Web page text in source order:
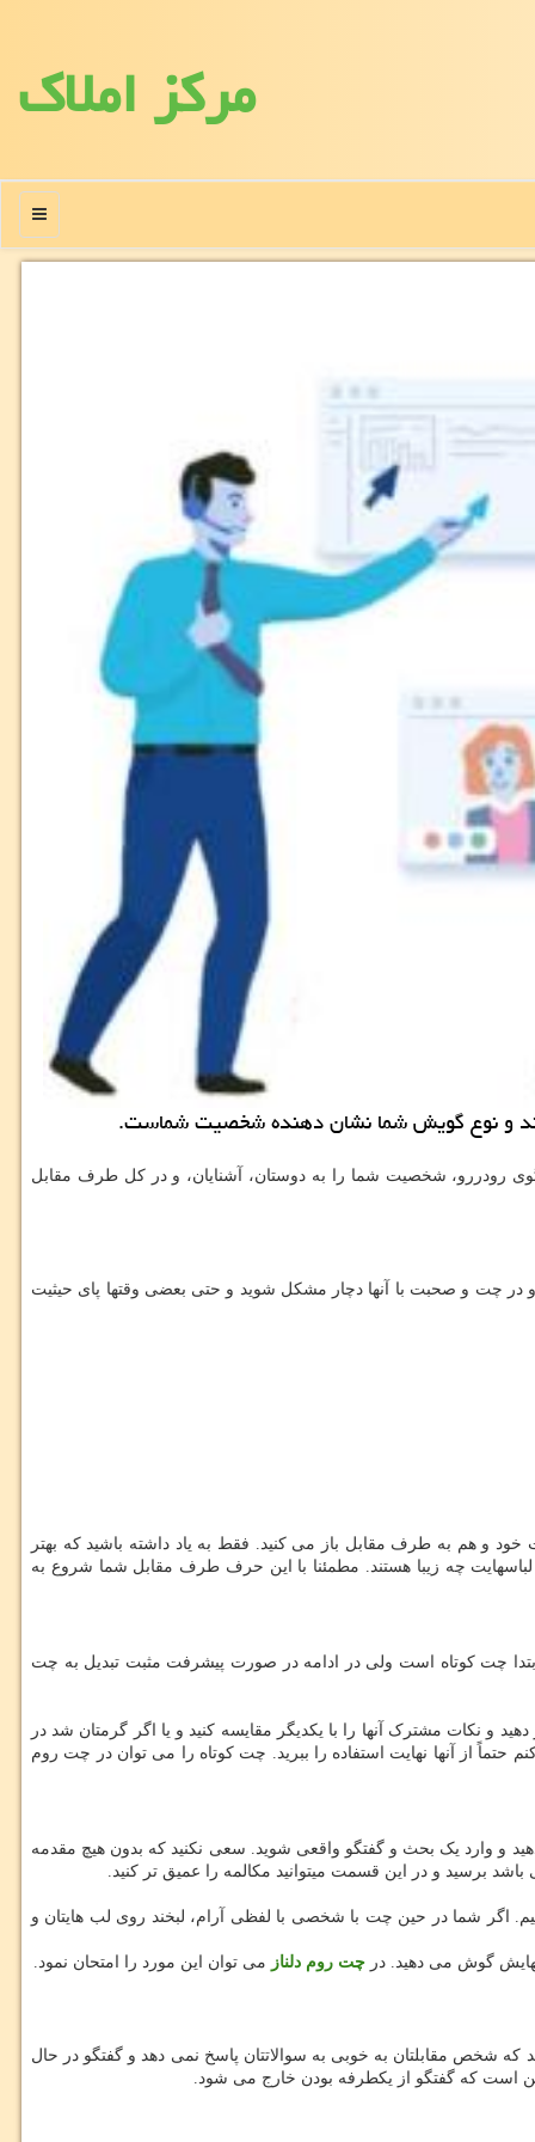
مركز املاك
منو
كند و نوع گویش شما نشان دهنده شخصیت شماست.
رودررو، شخصیت شما را به دوستان، آشنایان، و در کل طرف مقابل
در چت و صحبت با آنها دچار مشکل شوید و حتی بعضی وقتها پای حیثیت
و هم به طرف مقابل باز می کنید. فقط به یاد داشته باشید که بهتر
چه زیبا هستند. مطمئنا با این حرف طرف مقابل شما شروع به
چت کوتاه است ولی در ادامه در صورت پیشرفت مثبت تبدیل به چت
و نکات مشترک آنها را با یکدیگر مقایسه کنید و یا اگر گرمتان شد در
از آنها نهایت استفاده را ببرید. چت کوتاه را می توان در چت روم
و وارد یک بحث و گفتگو واقعی شوید. سعی نکنید که بدون هیچ مقدمه
برسید و در این قسمت میتوانید مکالمه را عمیق تر کنید.
اگر شما در حین چت با شخصی با لفظی آرام، لبخند روی لب هایتان و
گوش می دهید. در چت روم دلناز می توان این مورد را امتحان نمود.
شخص مقابلتان به خوبی به سوالاتتان پاسخ نمی دهد و گفتگو در حال
است که گفتگو از یکطرفه بودن خارج می شود.